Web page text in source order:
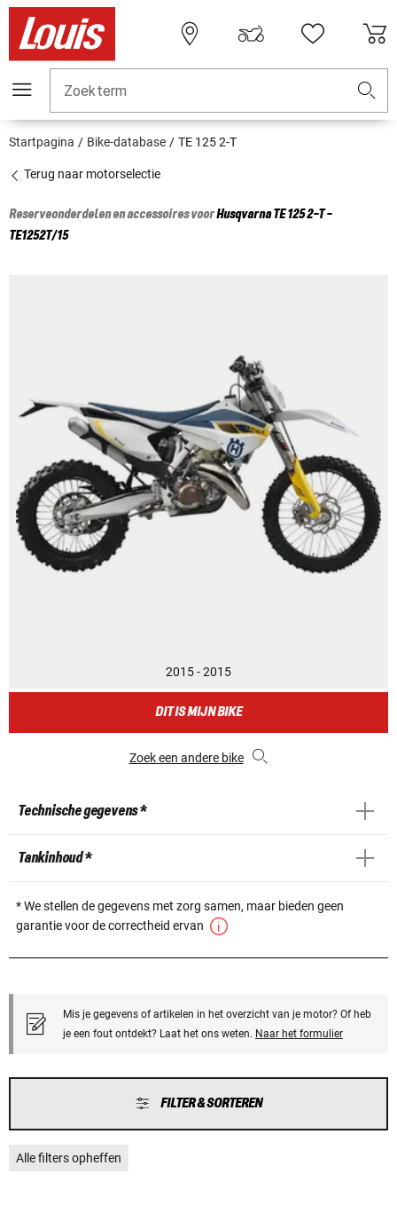
Zoekterm
Startpagina Bike-database TE 125 2-T
Terug naar motorselectie
Reserveonderdelen en accessoires voorHusqvarnaTE 125 2-T -
TE1252T/15
2015 - 2015
DIT IS MIJN BIKE
Zoek een andere bike
Technische gegevens *
Tankinhoud *
* We stellen de gegevens met zorg samen, maar bieden geen
garantie voor de correctheid ervan
Mis je gegevens of artikelen in het overzicht van je motor? Of heb
je een fout ontdekt? Laat het ons weten. Naar het formulier
FILTER & SORTEREN
Alle filters opheffen